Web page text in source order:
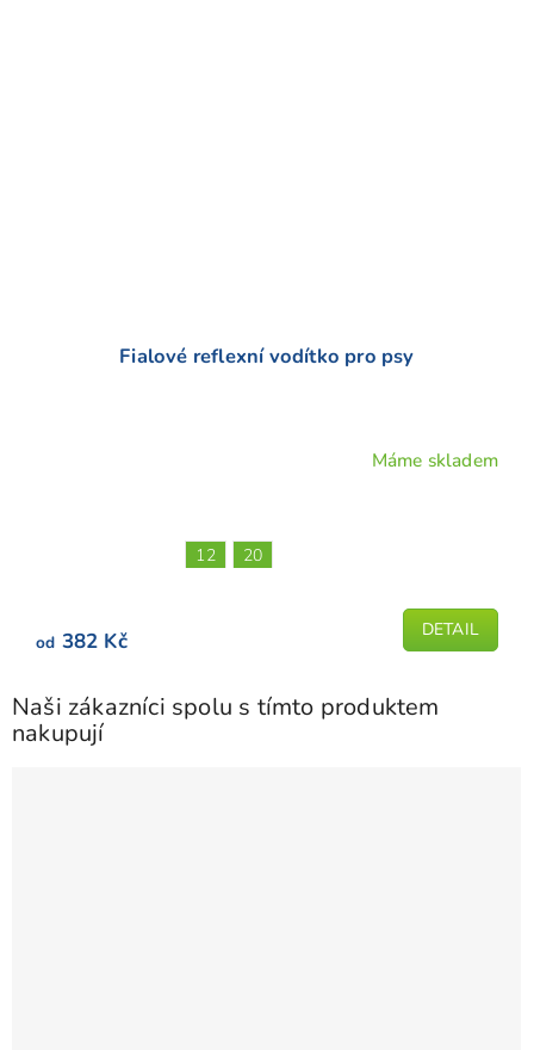
Fialové reflexní vodítko pro psy
hvězdiček.
Máme skladem
od 382 Kč DETAIL
12 20
Naši zákazníci spolu s tímto produktem
nakupují